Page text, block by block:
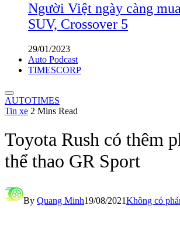
Người Việt ngày càng
SUV, Crossover 5
29/01/2023
Auto Podcast
TIMESCORP
AUTOTIMES
Tin xe 2 Mins Read
Toyota Rush có thêm
thể thao GR Sport
By Quang Minh19/08/2021Không có